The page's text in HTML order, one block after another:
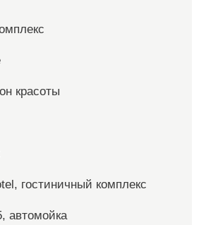
красоты
гостиничный комплекс
автомойка